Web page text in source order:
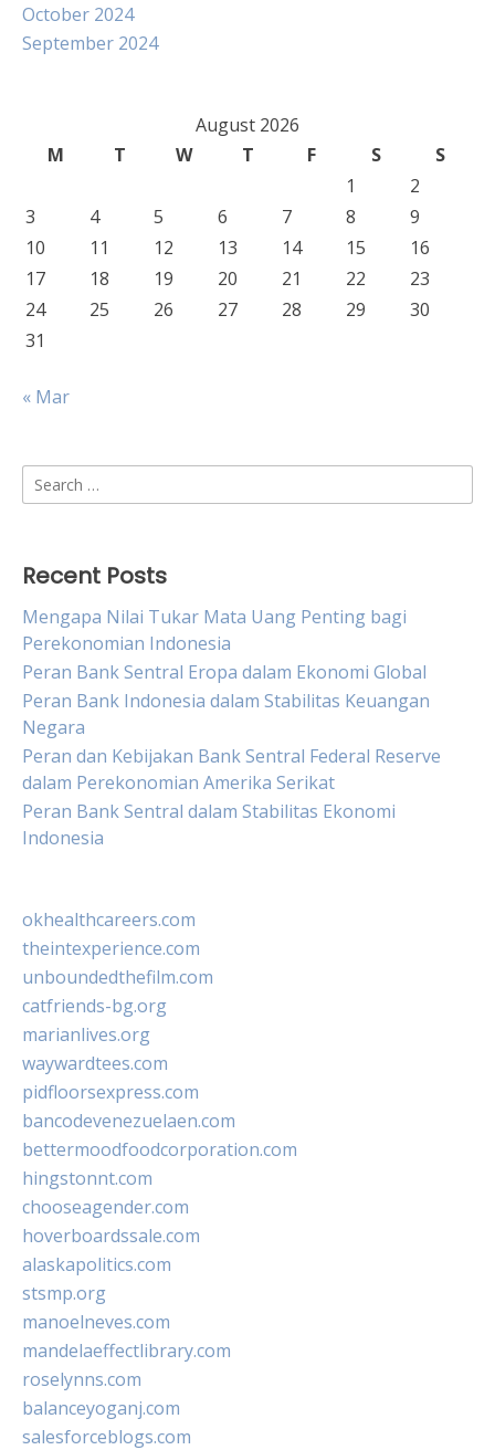
October 2024
September 2024
August 2026
M
T W T F S
S
1
2
3
4 5 6 7 8
9
10
11 12 13 14 15
16
17
18 19 20 21 22
23
24
25 26 27 28 29
30
31
« Mar
Search
for:
Recent Posts
Mengapa Nilai Tukar Mata Uang Penting bagi
Perekonomian Indonesia
Peran Bank Sentral Eropa dalam Ekonomi Global
Peran Bank Indonesia dalam Stabilitas Keuangan
Negara
Peran dan Kebijakan Bank Sentral Federal Reserve
dalam Perekonomian Amerika Serikat
Peran Bank Sentral dalam Stabilitas Ekonomi
Indonesia
okhealthcareers.com
theintexperience.com
unboundedthefilm.com
catfriends-bg.org
marianlives.org
waywardtees.com
pidfloorsexpress.com
bancodevenezuelaen.com
bettermoodfoodcorporation.com
hingstonnt.com
chooseagender.com
hoverboardssale.com
alaskapolitics.com
stsmp.org
manoelneves.com
mandelaeffectlibrary.com
roselynns.com
balanceyoganj.com
salesforceblogs.com